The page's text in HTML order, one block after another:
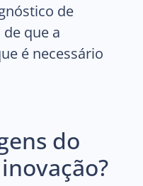
de
que a
é necessário
do